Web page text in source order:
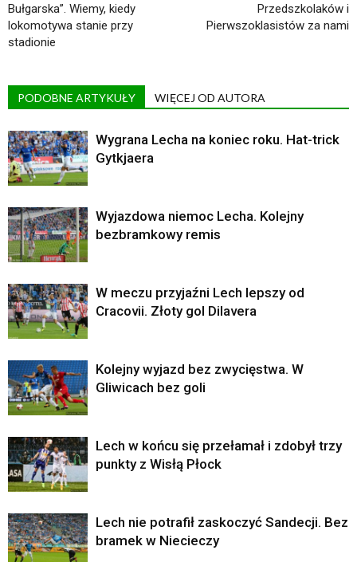
Bułgarska”. Wiemy, kiedy
lokomotywa stanie przy
stadionie
Przedszkolaków i
Pierwszoklasistów za nami
PODOBNE ARTYKUŁY WIĘCEJ OD AUTORA
Wygrana Lecha na koniec roku. Hat-trick
Gytkjaera
Wyjazdowa niemoc Lecha. Kolejny
bezbramkowy remis
W meczu przyjaźni Lech lepszy od
Cracovii. Złoty gol Dilavera
Kolejny wyjazd bez zwycięstwa. W
Gliwicach bez goli
Lech w końcu się przełamał i zdobył trzy
punkty z Wisłą Płock
Lech nie potrafił zaskoczyć Sandecji. Bez
bramek w Niecieczy